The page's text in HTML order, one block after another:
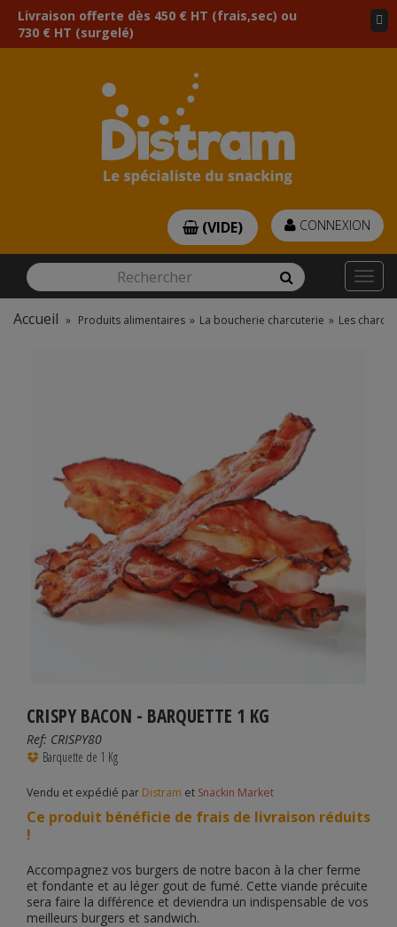
Livraison offerte dès 450 € HT (frais,sec) ou
730 € HT (surgelé)
Rechercher Rechercher
CONNEXION
(VIDE)
Accueil » Produits alimentaires » La boucherie charcuterie » Les
CRISPY BACON - BARQUETTE 1 KG
Ref: CRISPY80
Barquette de 1 Kg
Vendu et expédié par Distram et Snackin Market
Ce produit bénéficie de frais de livraison réduits
!
Accompagnez vos burgers de notre bacon à la cher ferme
et fondante et au léger gout de fumé. Cette viande précuite
sera faire la différence et deviendra un indispensable de vos
meilleurs burgers et sandwich.